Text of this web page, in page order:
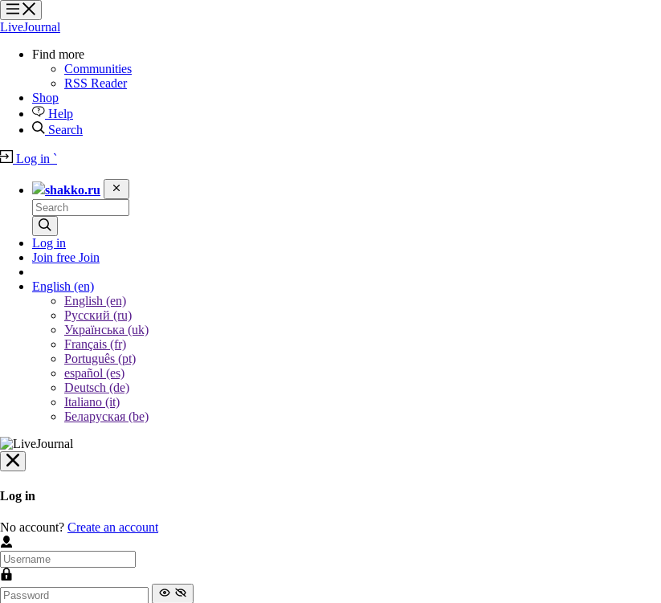
?
?
LiveJournal
Find more
Communities
RSS Reader
Shop
Help
Search
Log in `
shakko.ru
Log in
Join free Join
English (en)
English (en)
Русский (ru)
Українська (uk)
Français (fr)
Português (pt)
español (es)
Deutsch (de)
Italiano (it)
Беларуская (be)
Log in
No account? Create an account